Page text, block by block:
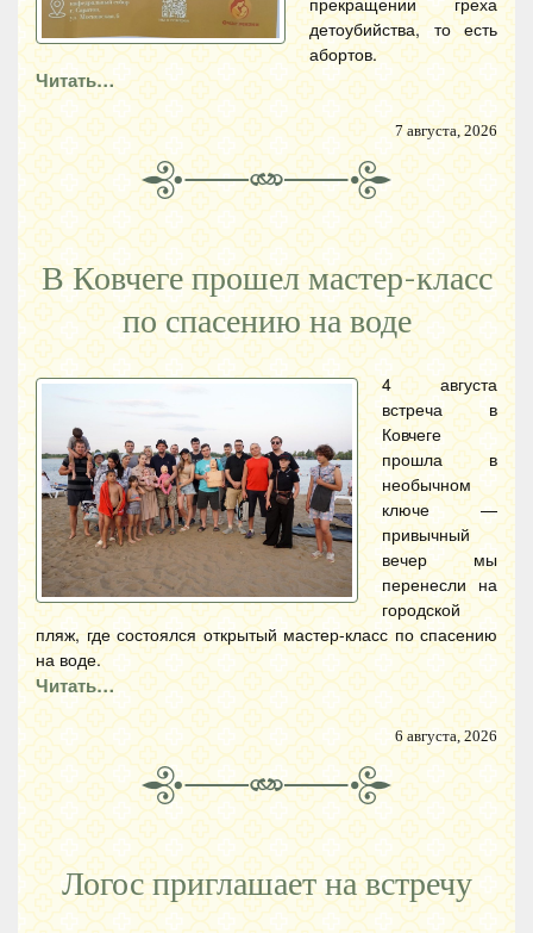
детоубийства, то есть
абортов.
Читать…
7 августа, 2026
В Ковчеге прошел мастер-класс
по спасению на воде
4 августа
встреча в
Ковчеге
прошла в
необычном
ключе —
привычный
вечер мы
перенесли на
городской
пляж, где состоялся открытый мастер-класс по спасению
на воде.
Читать…
6 августа, 2026
Логос приглашает на встречу